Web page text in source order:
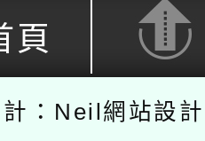
頁
：Neil網站設